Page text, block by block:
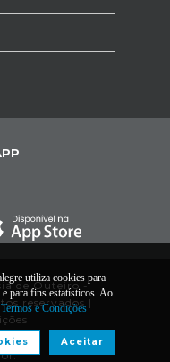
de Outeiro -
reservados |
utiliza cookies para
para fins estatísticos. Ao
Termos e Condições
Aceitar